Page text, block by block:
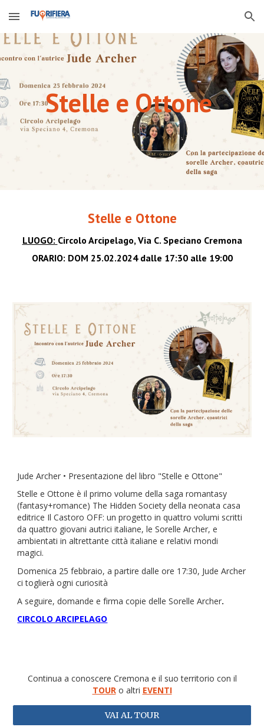
Skip to main content Skip to navigation
Stelle e Ottone
Stelle e Ottone
LUOGO: Circolo Arcipelago, Via C. Speciano Cremona
ORARIO: DOM 25.02.2024dalle 17:30alle 19:00
Jude Archer • Presentazione del libro "Stelle e Ottone"
Stelle e Ottone è il primo volume della saga romantasy
(fantasy+romance) The Hidden Society della neonata casa
editrice Il Castoro OFF: un progetto in quattro volumi scritti
da quattro giovani autrici italiane, le Sorelle Archer, e
ambientati in altrettante città italiane e relativi mondi
magici.
Domenica 25 febbraio, a partire dalle ore 17:30, Jude Archer
ci toglierà ogni curiosità
A seguire, domande e firma copie delle Sorelle Archer.
CIRCOLO ARCIPELAGO
Continua a conoscere Cremona e il suo territorio con il
TOURo altri EVENTI
VAI AL TOUR